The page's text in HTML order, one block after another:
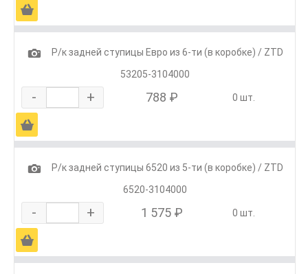
Ä
1
Р/к задней ступицы Евро из 6-ти (в коробке) / ZTD
53205-3104000
- + 788 ₽ 0 шт.
Ä
1
Р/к задней ступицы 6520 из 5-ти (в коробке) / ZTD
6520-3104000
- + 1 575 ₽ 0 шт.
Ä